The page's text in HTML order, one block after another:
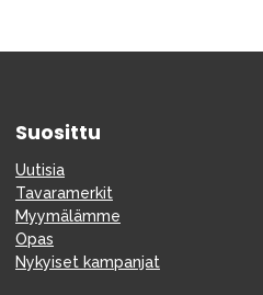
Suosittu
Uutisia
Tavaramerkit
Myymälämme
Opas
Nykyiset kampanjat